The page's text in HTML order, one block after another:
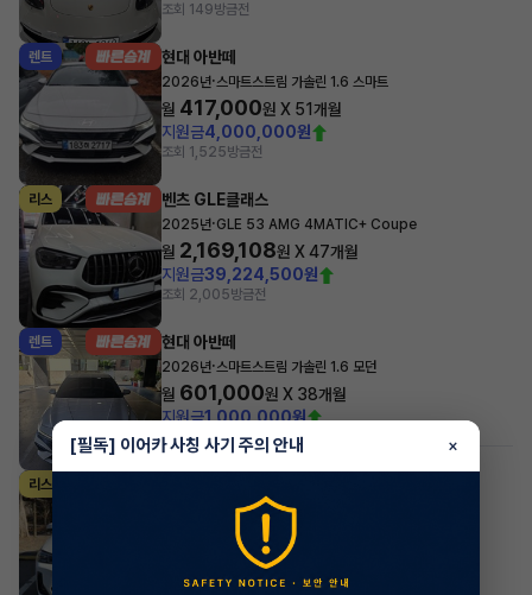
조회 149방금전
렌트 현대 아반떼
2026년·스마트스트림 가솔린 1.6 스마트
월 417,000원 X 51개월
지원금4,000,000원
조회 1,525방금전
리스 벤츠 GLE클래스
2025년·GLE 53 AMG 4MATIC+ Coupe
월 2,169,108원 X47개월
지원금39,224,500원
조회 2,005방금전
렌트 현대 아반떼
2026년·스마트스트림 가솔린 1.6 모던
월 601,000원 X 38개월
지원금1,000,000원
조회 321 방금전
리스
xDrive20i M Sport Pro
979,200원 X
7,660,000원
조회 2,970방금전
[필독] 이어카 사칭 사기 주의 안내 ×